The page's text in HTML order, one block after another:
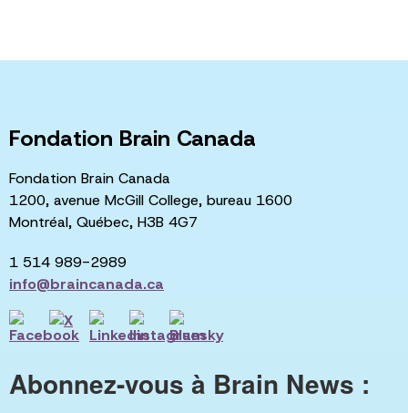
Fondation Brain Canada
Fondation Brain Canada
1200, avenue McGill College, bureau 1600
Montréal, Québec, H3B 4G7
1 514 989-2989
info@braincanada.ca
Abonnez-vous à Brain News :